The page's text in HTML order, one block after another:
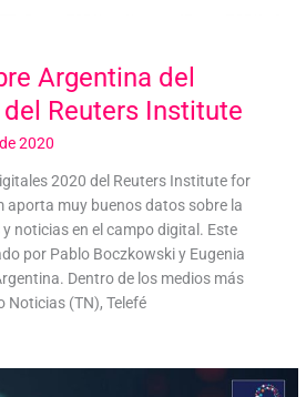
Argentina del
Reuters Institute
2020
2020 del Reuters Institute for
aporta muy buenos datos sobre la
noticias en el campo digital. Este
por Pablo Boczkowski y Eugenia
Dentro de los medios más
Noticias (TN), Telefé